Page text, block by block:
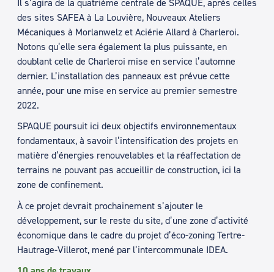
des sites SAFEA à La Louvière, Nouveaux Ateliers
Mécaniques à Morlanwelz et Aciérie Allard à Charleroi.
Notons qu’elle sera également la plus puissante, en
doublant celle de Charleroi mise en service l’automne
dernier. L’installation des panneaux est prévue cette
année, pour une mise en service au premier semestre
2022.
SPAQUE poursuit ici deux objectifs environnementaux
fondamentaux, à savoir l’intensification des projets en
matière d’énergies renouvelables et la réaffectation de
terrains ne pouvant pas accueillir de construction, ici la
zone de confinement.
À ce projet devrait prochainement s’ajouter le
développement, sur le reste du site, d’une zone d’activité
économique dans le cadre du projet d’éco-zoning Tertre-
Hautrage-Villerot, mené par l’intercommunale IDEA.